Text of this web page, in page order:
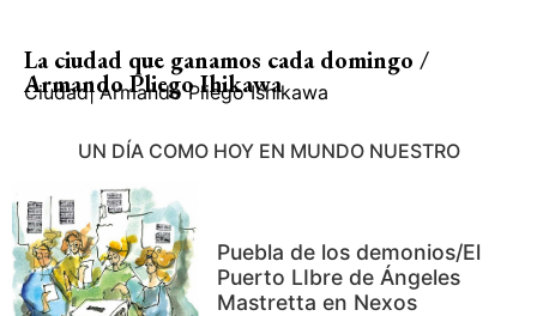
La ciudad que ganamos cada domingo /
Armando Pliego Ihikawa
Ciudad| Armando Pliego Ishikawa
UN DÍA COMO HOY EN MUNDO NUESTRO
Puebla de los demonios/El
Puerto LIbre de Ángeles
Mastretta en Nexos